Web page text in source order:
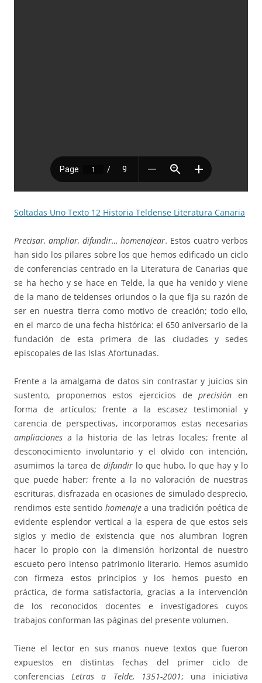
Soltadas Uno Texto 12 Historia Teldense Literatura Canaria
Precisar, ampliar, difundir… homenajear. Estos cuatro verbos
han sido los pilares sobre los que hemos edificado un ciclo
de conferencias centrado en la Literatura de Canarias que
se ha hecho y se hace en Telde, la que ha venido y viene
de la mano de teldenses oriundos o la que fija su razón de
ser en nuestra tierra como motivo de creación; todo ello,
en el marco de una fecha histórica: el 650 aniversario de la
fundación de esta primera de las ciudades y sedes
episcopales de las Islas Afortunadas.
Frente a la amalgama de datos sin contrastar y juicios sin
sustento, proponemos estos ejercicios deprecisión en
forma de artículos; frente a la escasez testimonial y
carencia de perspectivas, incorporamos estas necesarias
ampliaciones a la historia de las letras locales; frente al
desconocimiento involuntario y el olvido con intención,
asumimos la tarea de difundirlo que hubo, lo que hay y lo
que puede haber; frente a la no valoración de nuestras
escrituras, disfrazada en ocasiones de simulado desprecio,
rendimos este sentido homenaje a una tradición poética de
evidente esplendor vertical a la espera de que estos seis
siglos y medio de existencia que nos alumbran logren
hacer lo propio con la dimensión horizontal de nuestro
escueto pero intenso patrimonio literario. Hemos asumido
con firmeza estos principios y los hemos puesto en
práctica, de forma satisfactoria, gracias a la intervención
de los reconocidos docentes e investigadores cuyos
trabajos conforman las páginas del presente volumen.
Tiene el lector en sus manos nueve textos que fueron
expuestos en distintas fechas del primer ciclo de
conferenciasLetras a Telde, 1351-2001; una iniciativa